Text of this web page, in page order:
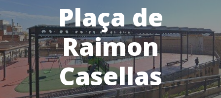
Plaça de
Raimon
Casellas